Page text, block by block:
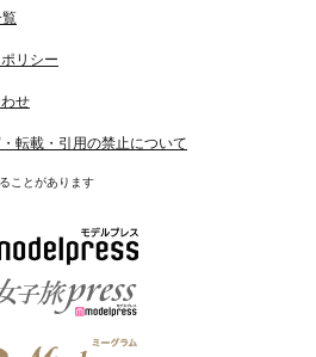
リシー
せ
転載・引用の禁止について
ことがあります